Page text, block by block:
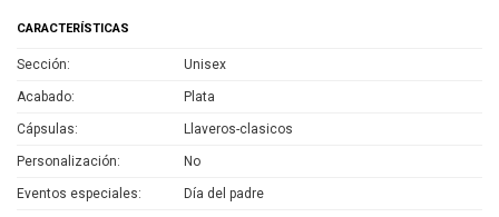
CARACTERÍSTICAS
Sección Unisex
Acabado Plata
Cápsulas Llaveros-clasicos
Personalización No
Eventos especiales Día del padre